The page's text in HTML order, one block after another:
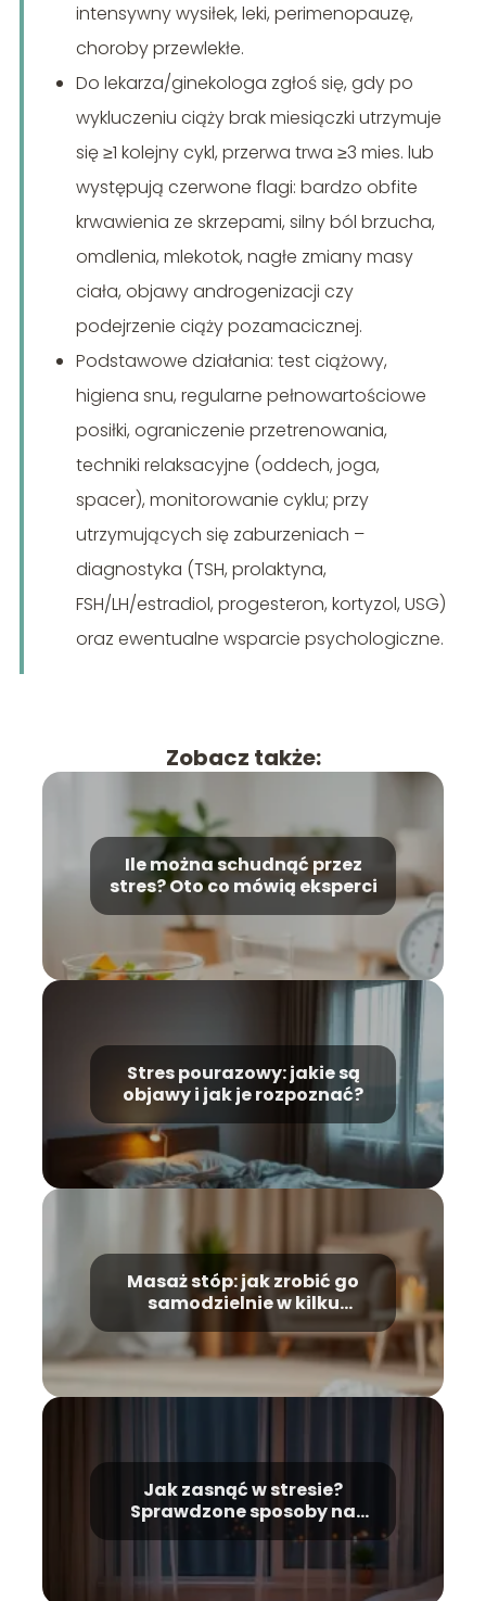
intensywny wysiłek, leki, perimenopauzę,
choroby przewlekłe.
Do lekarza/ginekologa zgłoś się, gdy po
wykluczeniu ciąży brak miesiączki utrzymuje
się ≥1 kolejny cykl, przerwa trwa ≥3 mies. lub
występują czerwone flagi: bardzo obfite
krwawienia ze skrzepami, silny ból brzucha,
omdlenia, mlekotok, nagłe zmiany masy
ciała, objawy androgenizacji czy
podejrzenie ciąży pozamacicznej.
Podstawowe działania: test ciążowy,
higiena snu, regularne pełnowartościowe
posiłki, ograniczenie przetrenowania,
techniki relaksacyjne (oddech, joga,
spacer), monitorowanie cyklu; przy
utrzymujących się zaburzeniach –
diagnostyka (TSH, prolaktyna,
FSH/LH/estradiol, progesteron, kortyzol, USG)
oraz ewentualne wsparcie psychologiczne.
Zobacz także:
Ile można schudnąć przez
stres? Oto co mówią eksperci
Stres pourazowy: jakie są
objawy i jak je rozpoznać?
Masaż stóp: jak zrobić go
samodzielnie w kilku
Jak zasnąć w stresie?
Sprawdzone sposoby na
spokojny sen